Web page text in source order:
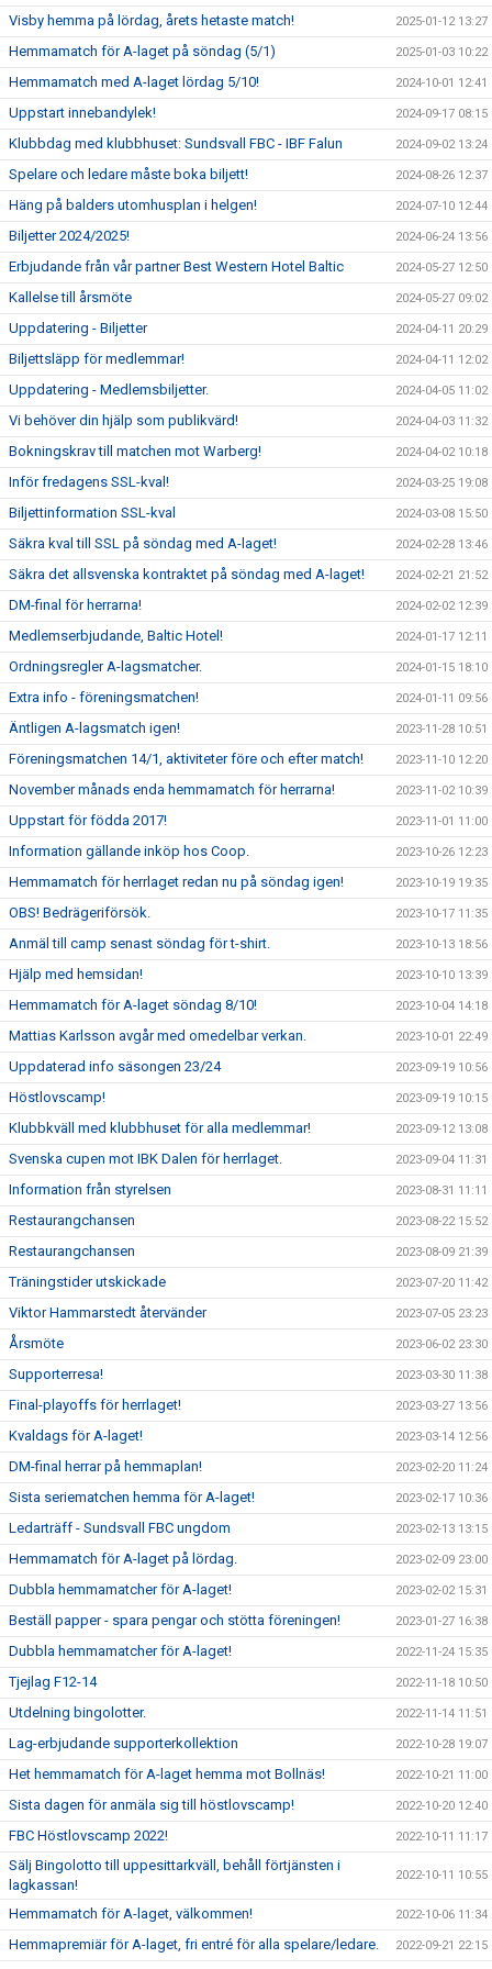
Visby hemma på lördag, årets hetaste match! 2025-01-12 13:27
Hemmamatch för A-laget på söndag (5/1) 2025-01-03 10:22
Hemmamatch med A-laget lördag 5/10! 2024-10-01 12:41
Uppstart innebandylek! 2024-09-17 08:15
Klubbdag med klubbhuset: Sundsvall FBC - IBF Falun 2024-09-02 13:24
Spelare och ledare måste boka biljett! 2024-08-26 12:37
Häng på balders utomhusplan i helgen! 2024-07-10 12:44
Biljetter 2024/2025! 2024-06-24 13:56
Erbjudande från vår partner Best Western Hotel Baltic 2024-05-27 12:50
Kallelse till årsmöte 2024-05-27 09:02
Uppdatering - Biljetter 2024-04-11 20:29
Biljettsläpp för medlemmar! 2024-04-11 12:02
Uppdatering - Medlemsbiljetter. 2024-04-05 11:02
Vi behöver din hjälp som publikvärd! 2024-04-03 11:32
Bokningskrav till matchen mot Warberg! 2024-04-02 10:18
Inför fredagens SSL-kval! 2024-03-25 19:08
Biljettinformation SSL-kval 2024-03-08 15:50
Säkra kval till SSL på söndag med A-laget! 2024-02-28 13:46
Säkra det allsvenska kontraktet på söndag med A-laget! 2024-02-21 21:52
DM-final för herrarna! 2024-02-02 12:39
Medlemserbjudande, Baltic Hotel! 2024-01-17 12:11
Ordningsregler A-lagsmatcher. 2024-01-15 18:10
Extra info - föreningsmatchen! 2024-01-11 09:56
Äntligen A-lagsmatch igen! 2023-11-28 10:51
Föreningsmatchen 14/1, aktiviteter före och efter match! 2023-11-10 12:20
November månads enda hemmamatch för herrarna! 2023-11-02 10:39
Uppstart för födda 2017! 2023-11-01 11:00
Information gällande inköp hos Coop. 2023-10-26 12:23
Hemmamatch för herrlaget redan nu på söndag igen! 2023-10-19 19:35
OBS! Bedrägeriförsök. 2023-10-17 11:35
Anmäl till camp senast söndag för t-shirt. 2023-10-13 18:56
Hjälp med hemsidan! 2023-10-10 13:39
Hemmamatch för A-laget söndag 8/10! 2023-10-04 14:18
Mattias Karlsson avgår med omedelbar verkan. 2023-10-01 22:49
Uppdaterad info säsongen 23/24 2023-09-19 10:56
Höstlovscamp! 2023-09-19 10:15
Klubbkväll med klubbhuset för alla medlemmar! 2023-09-12 13:08
Svenska cupen mot IBK Dalen för herrlaget. 2023-09-04 11:31
Information från styrelsen 2023-08-31 11:11
Restaurangchansen 2023-08-22 15:52
Restaurangchansen 2023-08-09 21:39
Träningstider utskickade 2023-07-20 11:42
Viktor Hammarstedt återvänder 2023-07-05 23:23
Årsmöte 2023-06-02 23:30
Supporterresa! 2023-03-30 11:38
Final-playoffs för herrlaget! 2023-03-27 13:56
Kvaldags för A-laget! 2023-03-14 12:56
DM-final herrar på hemmaplan! 2023-02-20 11:24
Sista seriematchen hemma för A-laget! 2023-02-17 10:36
Ledarträff - Sundsvall FBC ungdom 2023-02-13 13:15
Hemmamatch för A-laget på lördag. 2023-02-09 23:00
Dubbla hemmamatcher för A-laget! 2023-02-02 15:31
Beställ papper - spara pengar och stötta föreningen! 2023-01-27 16:38
Dubbla hemmamatcher för A-laget! 2022-11-24 15:35
Tjejlag F12-14 2022-11-18 10:50
Utdelning bingolotter. 2022-11-14 11:51
Lag-erbjudande supporterkollektion 2022-10-28 19:07
Het hemmamatch för A-laget hemma mot Bollnäs! 2022-10-21 11:00
Sista dagen för anmäla sig till höstlovscamp! 2022-10-20 12:40
FBC Höstlovscamp 2022! 2022-10-11 11:17
Sälj Bingolotto till uppesittarkväll, behåll förtjänsten i
lagkassan!
2022-10-11 10:55
Hemmamatch för A-laget, välkommen! 2022-10-06 11:34
Hemmapremiär för A-laget, fri entré för alla spelare/ledare. 2022-09-21 22:15